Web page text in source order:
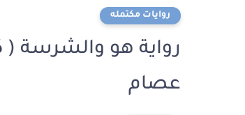
روايات مكتمله
رواية هو والشرسة (
عصام